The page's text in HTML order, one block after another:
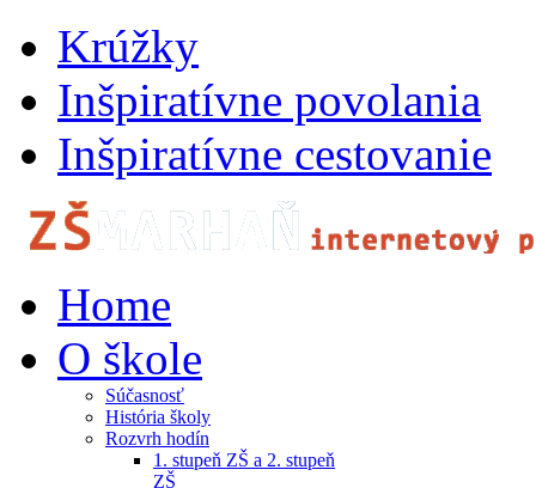
Krúžky
Inšpiratívne povolania
Inšpiratívne cestovanie
Home
O škole
Súčasnosť
História školy
Rozvrh hodín
1. stupeň ZŠ a 2. stupeň
ZŠ